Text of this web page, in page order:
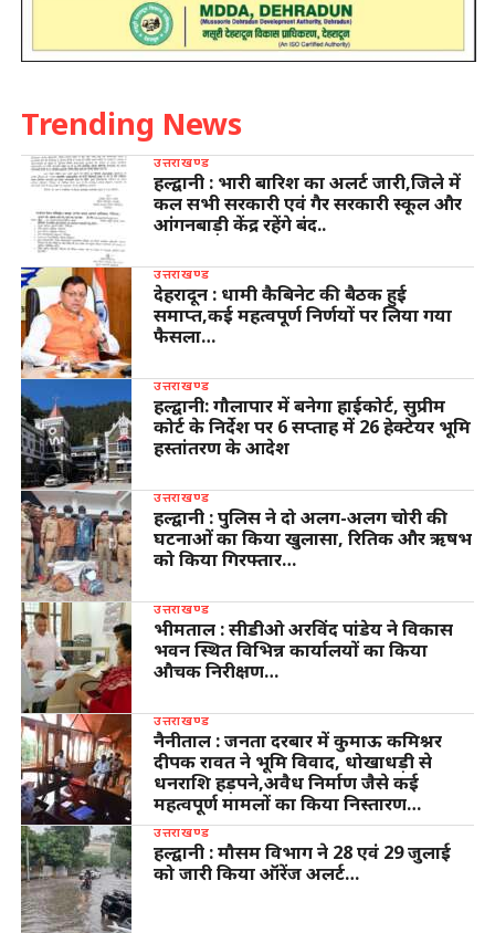
Trending News
उत्तराखण्ड
हल्द्वानी : भारी बारिश का अलर्ट जारी,जिले में
कल सभी सरकारी एवं गैर सरकारी स्कूल और
आंगनबाड़ी केंद्र रहेंगे बंद..
उत्तराखण्ड
देहरादून : धामी कैबिनेट की बैठक हुई
समाप्त,कई महत्वपूर्ण निर्णयों पर लिया गया
फैसला…
उत्तराखण्ड
हल्द्वानी: गौलापार में बनेगा हाईकोर्ट, सुप्रीम
कोर्ट के निर्देश पर 6 सप्ताह में 26 हेक्टेयर भूमि
हस्तांतरण के आदेश
उत्तराखण्ड
हल्द्वानी : पुलिस ने दो अलग-अलग चोरी की
घटनाओं का किया खुलासा, रितिक और ऋषभ
को किया गिरफ्तार…
उत्तराखण्ड
भीमताल : सीडीओ अरविंद पांडेय ने विकास
भवन स्थित विभिन्न कार्यालयों का किया
औचक निरीक्षण…
उत्तराखण्ड
नैनीताल : जनता दरबार में कुमाऊ कमिश्नर
दीपक रावत ने भूमि विवाद, धोखाधड़ी से
धनराशि हड़पने,अवैध निर्माण जैसे कई
महत्वपूर्ण मामलों का किया निस्तारण…
उत्तराखण्ड
हल्द्वानी : मौसम विभाग ने 28 एवं 29 जुलाई
को जारी किया ऑरेंज अलर्ट…